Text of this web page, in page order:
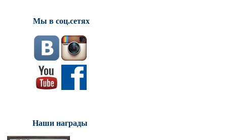
Мы в соц.сетях
Наши награды